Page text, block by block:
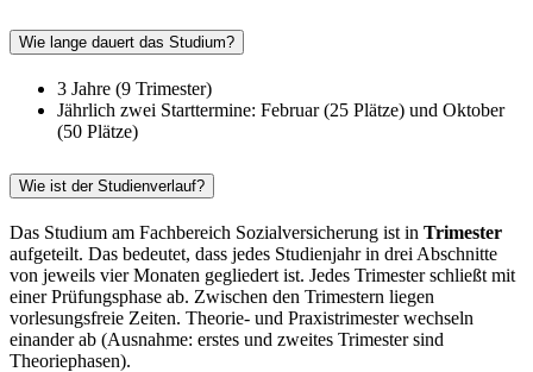
Wie lange dauert das Studium?
3 Jahre (9 Trimester)
Jährlich zwei Starttermine: Februar (25 Plätze) und Oktober
(50 Plätze)
Wie ist der Studienverlauf?
Das Studium am Fachbereich Sozialversicherung ist in Trimester
aufgeteilt. Das bedeutet, dass jedes Studienjahr in drei Abschnitte
von jeweils vier Monaten gegliedert ist. Jedes Trimester schließt mit
einer Prüfungsphase ab. Zwischen den Trimestern liegen
vorlesungsfreie Zeiten. Theorie- und Praxistrimester wechseln
einander ab (Ausnahme: erstes und zweites Trimester sind
Theoriephasen).